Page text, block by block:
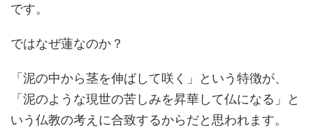
です。
ではなぜ蓮なのか？
「泥の中から茎を伸ばして咲く」という特徴が、
「泥のような現世の苦しみを昇華して仏になる」と
いう仏教の考えに合致するからだと思われます。